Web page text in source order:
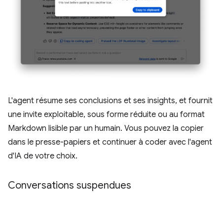
L'agent résume ses conclusions et ses insights, et fournit
une invite exploitable, sous forme réduite ou au format
Markdown lisible par un humain. Vous pouvez la copier
dans le presse-papiers et continuer à coder avec l'agent
d'IA de votre choix.
Conversations suspendues